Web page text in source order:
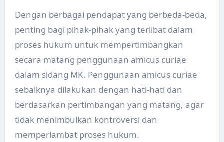
Dengan berbagai pendapat yang berbeda-beda,
penting bagi pihak-pihak yang terlibat dalam
proses hukum untuk mempertimbangkan
secara matang penggunaan amicus curiae
dalam sidang MK. Penggunaan amicus curiae
sebaiknya dilakukan dengan hati-hati dan
berdasarkan pertimbangan yang matang, agar
tidak menimbulkan kontroversi dan
memperlambat proses hukum.